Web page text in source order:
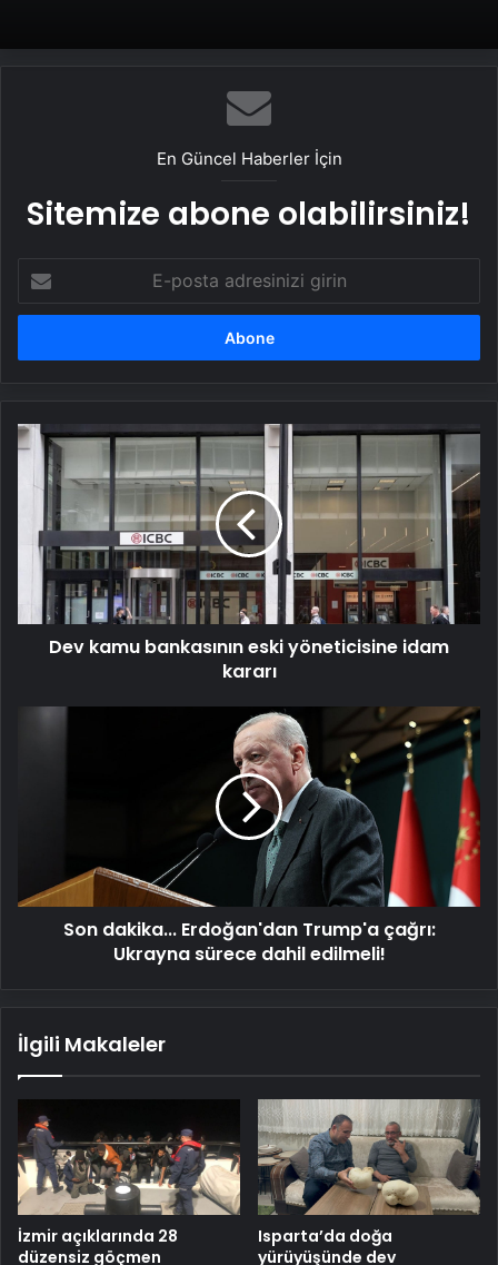
En Güncel Haberler İçin
Sitemize abone olabilirsiniz!
posta
adresinizi
Dev
kamu
bankasının
yöneticisine
idam
kararı
Dev kamu bankasının eski yöneticisine idam
kararı
edilmeli!
Son dakika... Erdoğan'dan Trump'a çağrı:
Ukrayna sürece dahil edilmeli!
İlgili Makaleler
İzmir açıklarında 28
düzensiz göçmen
Isparta’da doğa
yürüyüşünde dev